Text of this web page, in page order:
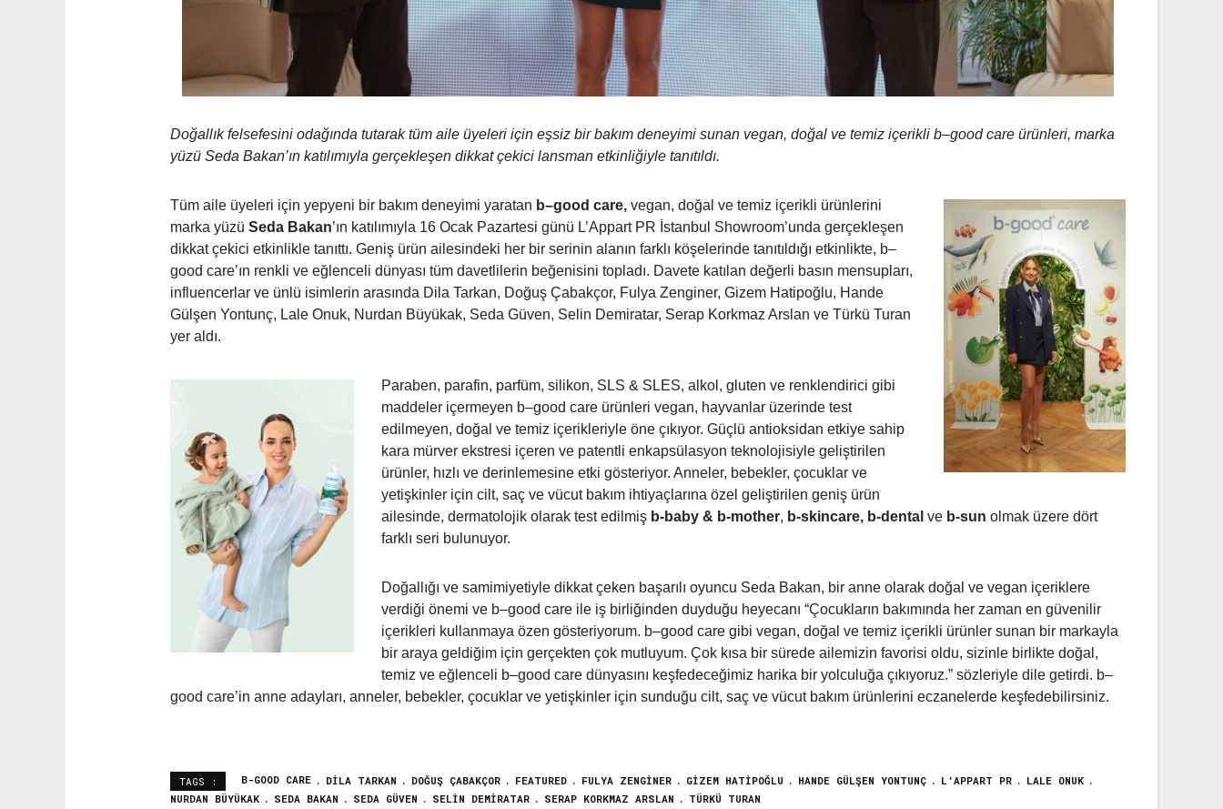
Doğallık felsefesini odağında tutarak tüm aile üyeleri için eşsiz bir bakım deneyimi sunan vegan, doğal ve temiz içerikli b–good care ürünleri, marka
yüzü Seda Bakan’ın katılımıyla gerçekleşen dikkat çekici lansman etkinliğiyle tanıtıldı.
Tüm aile üyeleri için yepyeni bir bakım deneyimi yaratan b–good care, vegan, doğal ve temiz içerikli ürünlerini
marka yüzü Seda Bakan’ın katılımıyla 16 Ocak Pazartesi günü L’Appart PR İstanbul Showroom’unda gerçekleşen
dikkat çekici etkinlikle tanıttı. Geniş ürün ailesindeki her bir serinin alanın farklı köşelerinde tanıtıldığı etkinlikte, b–
good care’ın renkli ve eğlenceli dünyası tüm davetlilerin beğenisini topladı. Davete katılan değerli basın mensupları,
influencerlar ve ünlü isimlerin arasında Dila Tarkan, Doğuş Çabakçor, Fulya Zenginer, Gizem Hatipoğlu, Hande
Gülşen Yontunç, Lale Onuk, Nurdan Büyükak, Seda Güven, Selin Demiratar, Serap Korkmaz Arslan ve Türkü Turan
yer aldı.
Paraben, parafin, parfüm, silikon, SLS & SLES, alkol, gluten ve renklendirici gibi
maddeler içermeyen b–good care ürünleri vegan, hayvanlar üzerinde test
edilmeyen, doğal ve temiz içerikleriyle öne çıkıyor. Güçlü antioksidan etkiye sahip
kara mürver ekstresi içeren ve patentli enkapsülasyon teknolojisiyle geliştirilen
ürünler, hızlı­­ ve derinlemesine etki gösteriyor. Anneler, bebekler, çocuklar ve
yetişkinler için cilt, saç ve vücut bakım ihtiyaçlarına özel geliştirilen geniş ürün
ailesinde, dermatolojik olarak test edilmiş b-baby & b-mother, b-skincare, b-dental ve b-sun olmak üzere dört
farklı seri bulunuyor.
Doğallığı ve samimiyetiyle dikkat çeken başarılı oyuncu Seda Bakan, bir anne olarak doğal ve vegan içeriklere
verdiği önemi ve b–good care ile iş birliğinden duyduğu heyecanı “Çocukların bakımında her zaman en güvenilir
içerikleri kullanmaya özen gösteriyorum. b–good care gibi vegan, doğal ve temiz içerikli ürünler sunan bir markayla
bir araya geldiğim için gerçekten çok mutluyum. Çok kısa bir sürede ailemizin favorisi oldu, sizinle birlikte doğal,
temiz ve eğlenceli b–good care dünyasını keşfedeceğimiz harika bir yolculuğa çıkıyoruz.” sözleriyle dile getirdi. b–
good care’in anne adayları, anneler, bebekler, çocuklar ve yetişkinler için sunduğu cilt, saç ve vücut bakım ürünlerini eczanelerde keşfedebilirsiniz.
TAGS : B-GOOD CARE DILA TARKAN DOĞUŞ ÇABAKÇOR FEATURED FULYA ZENGINER GIZEM HATIPOĞLU HANDE GÜLŞEN YONTUNÇ L’APPART PR
LALE ONUK
NURDAN BÜYÜKAK
SEDA BAKAN SEDA GÜVEN SELIN DEMIRATAR SERAP KORKMAZ ARSLAN TÜRKÜ TURAN